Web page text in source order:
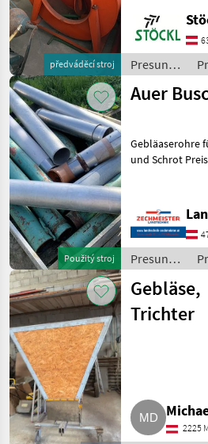
MARKETPLACE
Marketplace
Nabídky
prodejců
předváděcí stroj
Presun
materiálu
/ Auer
Použitý stroj
Auer
Gebläaserohre
und Schrot
Presun
materiálu
/ Auer
Gebläse,
Trichter
2225